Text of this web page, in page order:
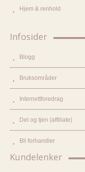
Hjem & renhold
Infosider
Blogg
Bruksområder
Internettforedrag
Del og tjen (affiliate)
Bli forhandler
Kundelenker